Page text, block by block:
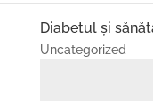
Diabetul și
Uncategorized